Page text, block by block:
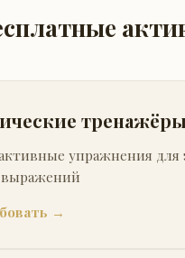
тренажёры
упражнения для
выражений
→